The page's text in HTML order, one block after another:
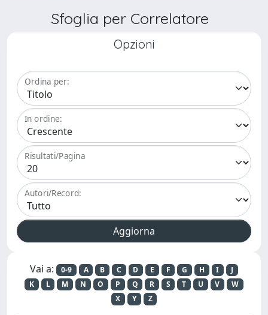
Sfoglia per Correlatore
Opzioni
Ordina per:
In ordine:
Risultati/Pagina
Autori/Record:
Vai a: 0-9 A B C D E F G H I
J
K
L M N O P Q R S T U V
W
X
Y Z